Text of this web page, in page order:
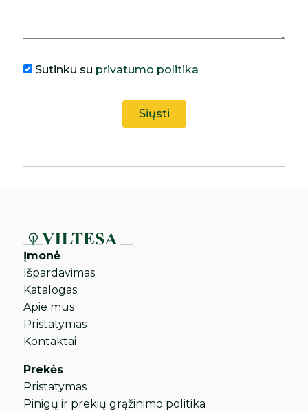
Sutinku su privatumo politika
Įmonė
Išpardavimas
Katalogas
Apie mus
Pristatymas
Kontaktai
Prekės
Pristatymas
Pinigų ir prekių grąžinimo politika